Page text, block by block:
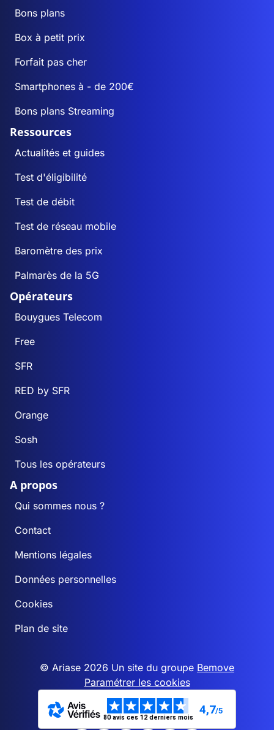
Bons plans
Box à petit prix
Forfait pas cher
Smartphones à - de 200€
Bons plans Streaming
Ressources
Actualités et guides
Test d'éligibilité
Test de débit
Test de réseau mobile
Baromètre des prix
Palmarès de la 5G
Opérateurs
Bouygues Telecom
Free
SFR
RED by SFR
Orange
Sosh
Tous les opérateurs
A propos
Qui sommes nous ?
Contact
Mentions légales
Données personnelles
Cookies
Plan de site
© Ariase 2026 Un site du groupe Bemove
Paramétrer les cookies
80 avis ces 12 derniers mois
4,7/5